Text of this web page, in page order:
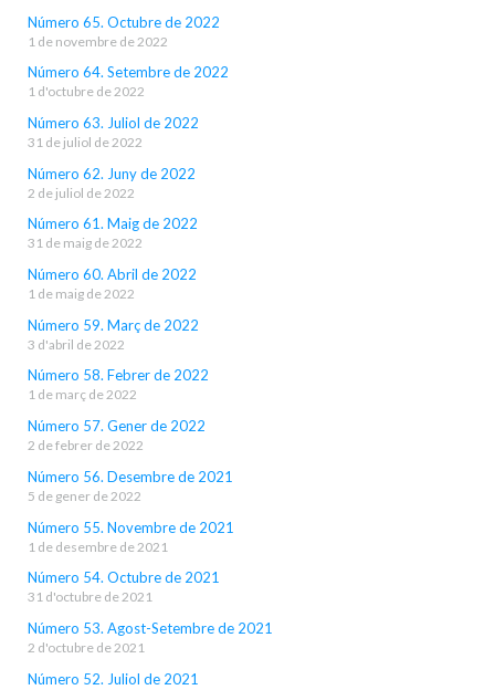
Número 65. Octubre de 2022
1 de novembre de 2022
Número 64. Setembre de 2022
1 d'octubre de 2022
Número 63. Juliol de 2022
31 de juliol de 2022
Número 62. Juny de 2022
2 de juliol de 2022
Número 61. Maig de 2022
31 de maig de 2022
Número 60. Abril de 2022
1 de maig de 2022
Número 59. Març de 2022
3 d'abril de 2022
Número 58. Febrer de 2022
1 de març de 2022
Número 57. Gener de 2022
2 de febrer de 2022
Número 56. Desembre de 2021
5 de gener de 2022
Número 55. Novembre de 2021
1 de desembre de 2021
Número 54. Octubre de 2021
31 d'octubre de 2021
Número 53. Agost-Setembre de 2021
2 d'octubre de 2021
Número 52. Juliol de 2021